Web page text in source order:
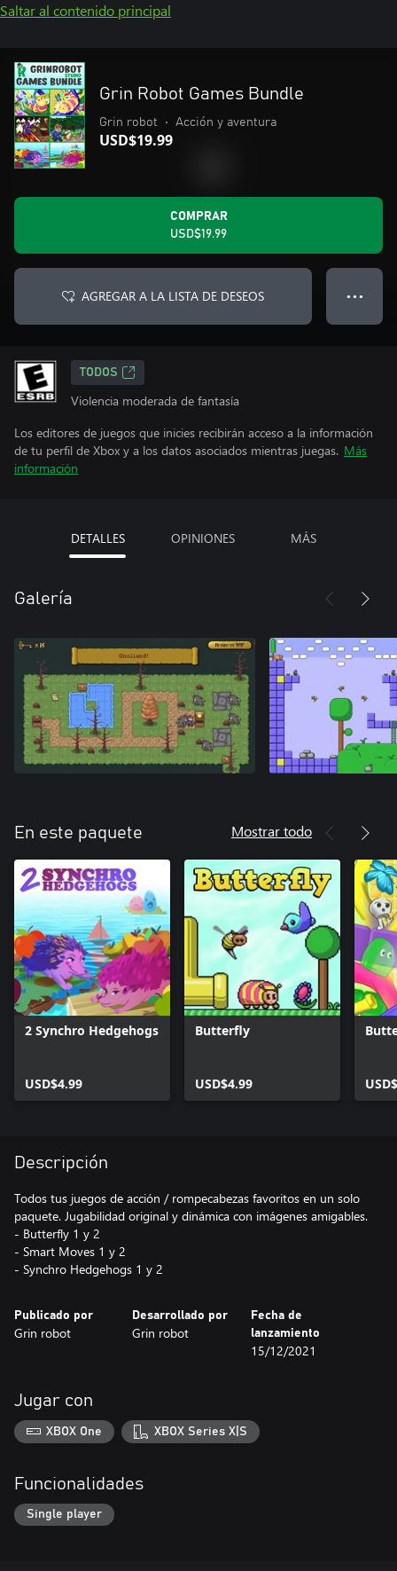
Saltar al contenido principal
Grin Robot Games Bundle
Grin robot • Acción y aventura
USD$19.99
COMPRAR
USD$19.99
AGREGAR A LA LISTA DE DESEOS ● ● ●
TODOS
Violencia moderada de fantasía
Los editores de juegos que inicies recibirán acceso a la información
de tu perfil de Xbox y a los datos asociados mientras juegas. Más
información
DETALLES OPINIONES MÁS
Galería
En este paquete Mostrar todo
2 Synchro Hedgehogs
USD$4.99
Butterfly
USD$4.99
Descripción
Todos tus juegos de acción / rompecabezas favoritos en un solo
paquete. Jugabilidad original y dinámica con imágenes amigables.
- Butterfly 1 y 2
- Smart Moves 1 y 2
- Synchro Hedgehogs 1 y 2
Publicado por
Grin robot
Desarrollado por
Grin robot
Fecha de
lanzamiento
15/12/2021
Jugar con
XBOX One XBOX Series X|S
Funcionalidades
Single player